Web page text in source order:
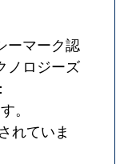
ーマーク認
ノロジーズ
。
れていま